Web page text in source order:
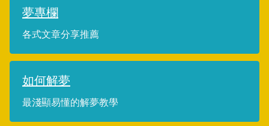
夢專欄
各式文章分享推薦
如何解夢
最淺顯易懂的解夢教學